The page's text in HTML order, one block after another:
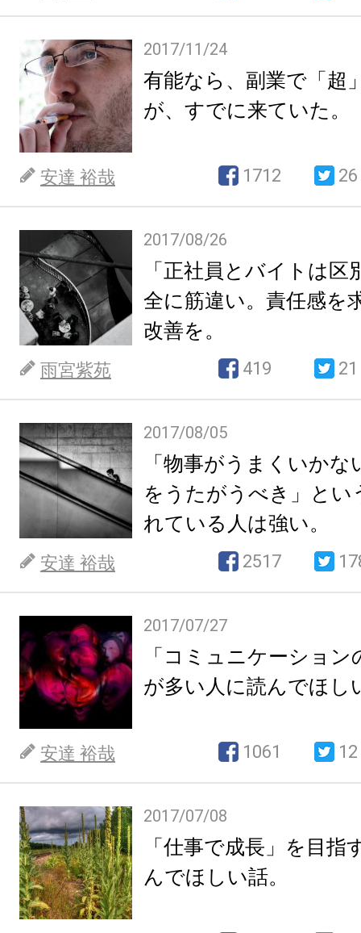
2017/11/24
有能なら、副業で「超
が、すでに来ていた。
安達 裕哉 1712 26
2017/08/26
「正社員とバイトは
全に筋違い。責任感を
改善を。
雨宮紫苑 419 21
2017/08/05
「物事がうまくいか
をうたがうべき」とい
れている人は強い。
安達 裕哉 2517
2017/07/27
「コミュニケーショ
が多い人に読んでほし
安達 裕哉 1061 12
2017/07/08
「仕事で成長」を目指
んでほしい話。